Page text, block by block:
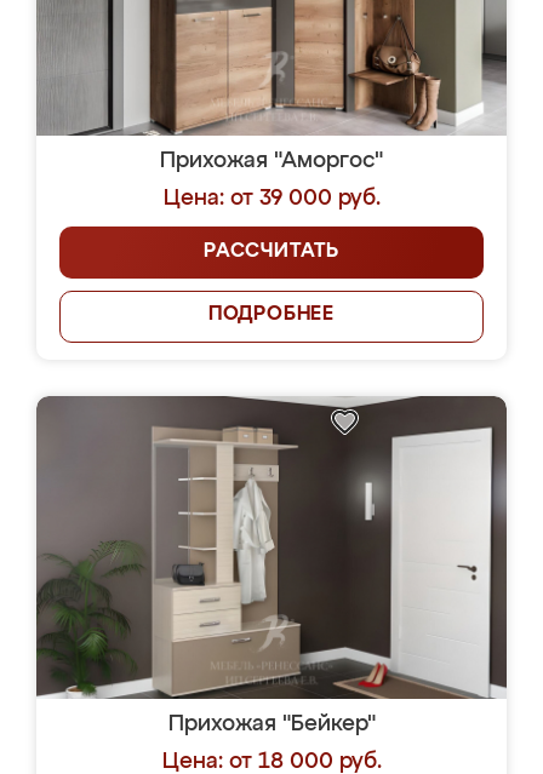
Прихожая "Аморгос"
Цена: от 39 000 руб.
РАССЧИТАТЬ
ПОДРОБНЕЕ
Прихожая "Бейкер"
Цена: от 18 000 руб.